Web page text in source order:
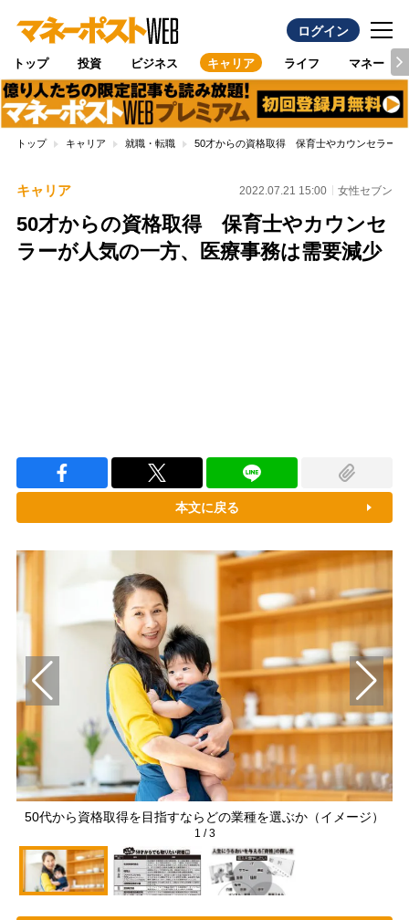
ログイン
トップ 投資 ビジネス キャリア ライフ マネー
トップ キャリア 就職・転職 50才からの資格取得 保育士やカウンセラーが
キャリア 2022.07.21 15:00 女性セブン
50才からの資格取得 保育士やカウンセ
ラーが人気の一方、医療事務は需要減少
本文に戻る
50代から資格取得を目指すならどの業種を選ぶか（イメージ）
1 /3